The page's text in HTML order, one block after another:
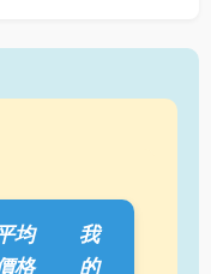
均
格
我
的